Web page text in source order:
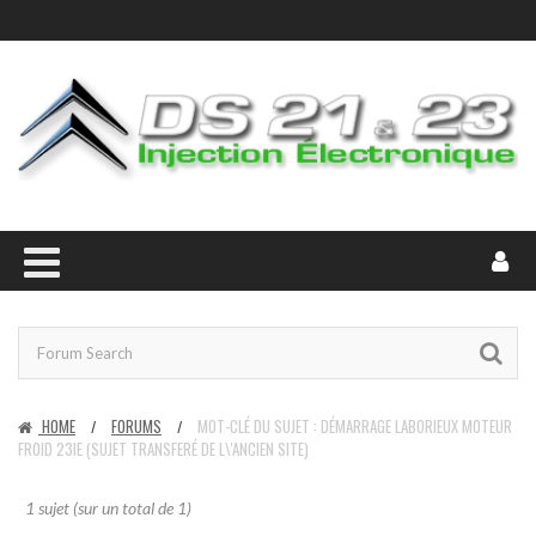
HOME / FORUMS /
MOT-CLÉ DU SUJET : DÉMARRAGE LABORIEUX MOTEUR
FROID 23IE (SUJET TRANSFERÉ DE L\'ANCIEN SITE)
1 sujet (sur un total de 1)